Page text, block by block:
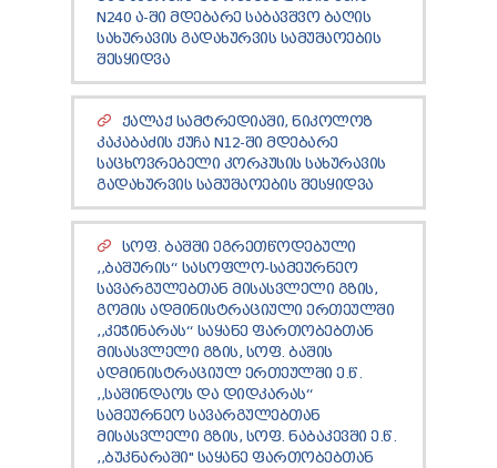
ОТЧЁТ ДЛЯ ПРЕДОСТАВЛЕНИЯ ПРЕЗИДЕНТУ И
ТРЕБОВАНИЯ ПУБЛИЧНОЙ ИНФОРМАЦИИ
ПЕРСОНАЛЬНЫХ ДАННЫХ
ПРАВОВЕДЧЕСКИЕ РЕШЕНИЯ
ПРАВИЛА ОБЖАЛОВАНИЯ
N240 Ა-ᲨᲘ ᲛᲓᲔᲑᲐᲠᲔ ᲡᲐᲑᲐᲕᲨᲕᲝ ᲑᲐᲦᲘᲡ
ᲡᲐᲮᲣᲠᲐᲕᲘᲡ ᲒᲐᲓᲐᲮᲣᲠᲕᲘᲡ ᲡᲐᲛᲣᲨᲐᲝᲔᲑᲘᲡ
ᲨᲔᲡᲧᲘᲓᲕᲐ
ᲥᲐᲚᲐᲥ ᲡᲐᲛᲢᲠᲔᲓᲘᲐᲨᲘ, ᲜᲘᲙᲝᲚᲝᲖ
ᲙᲐᲙᲐᲑᲐᲫᲘᲡ ᲥᲣᲩᲐ N12-ᲨᲘ ᲛᲓᲔᲑᲐᲠᲔ
ᲡᲐᲪᲮᲝᲕᲠᲔᲑᲔᲚᲘ ᲙᲝᲠᲞᲣᲡᲘᲡ ᲡᲐᲮᲣᲠᲐᲕᲘᲡ
ᲒᲐᲓᲐᲮᲣᲠᲕᲘᲡ ᲡᲐᲛᲣᲨᲐᲝᲔᲑᲘᲡ ᲨᲔᲡᲧᲘᲓᲕᲐ
ᲡᲝᲤ. ᲑᲐᲨᲨᲘ ᲔᲒᲠᲔᲗᲬᲝᲓᲔᲑᲣᲚᲘ
,,ᲑᲐᲨᲣᲠᲘᲡ“ ᲡᲐᲡᲝᲤᲚᲝ-ᲡᲐᲛᲔᲣᲠᲜᲔᲝ
ᲡᲐᲕᲐᲠᲒᲣᲚᲔᲑᲗᲐᲜ ᲛᲘᲡᲐᲡᲕᲚᲔᲚᲘ ᲒᲖᲘᲡ,
ᲒᲝᲛᲘᲡ ᲐᲓᲛᲘᲜᲘᲡᲢᲠᲐᲪᲘᲣᲚᲘ ᲔᲠᲗᲔᲣᲚᲨᲘ
,,ᲙᲔᲭᲘᲜᲐᲠᲐᲡ“ ᲡᲐᲧᲐᲜᲔ ᲤᲐᲠᲗᲝᲑᲔᲑᲗᲐᲜ
ᲛᲘᲡᲐᲡᲕᲚᲔᲚᲘ ᲒᲖᲘᲡ, ᲡᲝᲤ. ᲑᲐᲨᲘᲡ
ᲐᲓᲛᲘᲜᲘᲡᲢᲠᲐᲪᲘᲣᲚ ᲔᲠᲗᲔᲣᲚᲨᲘ Ე.Წ.
,,ᲡᲐᲨᲘᲜᲓᲐᲝᲡ ᲓᲐ ᲓᲘᲓᲙᲐᲠᲐᲡ“
ᲡᲐᲛᲔᲣᲠᲜᲔᲝ ᲡᲐᲕᲐᲠᲒᲣᲚᲔᲑᲗᲐᲜ
ᲛᲘᲡᲐᲡᲕᲚᲔᲚᲘ ᲒᲖᲘᲡ, ᲡᲝᲤ. ᲜᲐᲑᲐᲙᲔᲕᲨᲘ Ე.Წ.
,,ᲑᲣᲙᲜᲐᲠᲐᲨᲘ" ᲡᲐᲧᲐᲜᲔ ᲤᲐᲠᲗᲝᲑᲔᲑᲗᲐᲜ